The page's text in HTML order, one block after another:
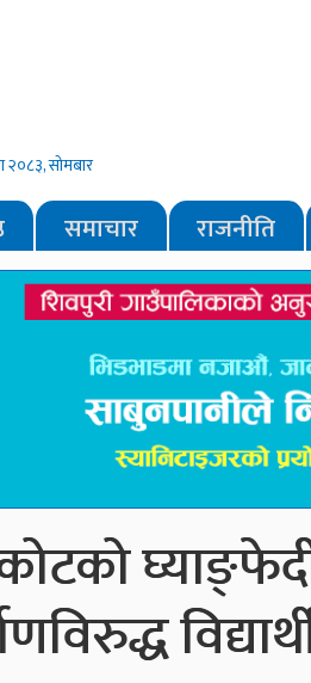
२०८३, सोमबार
समाचार राजनीति